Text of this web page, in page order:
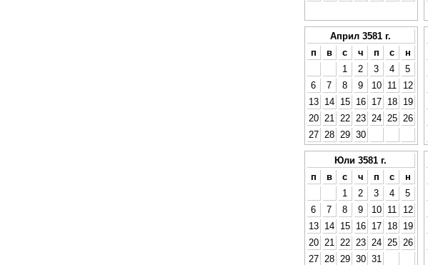
Април 3581 г.
п
в с ч п с
н
1
2 3 4
5
6
7 8 9 10 11
12
13
14 15 16 17 18
19
20
21 22 23 24 25
26
27
28 29 30
Юли 3581 г.
п
в с ч п с
н
1
2 3 4
5
6
7 8 9 10 11
12
13
14 15 16 17 18
19
20
21 22 23 24 25
26
27
28 29 30 31